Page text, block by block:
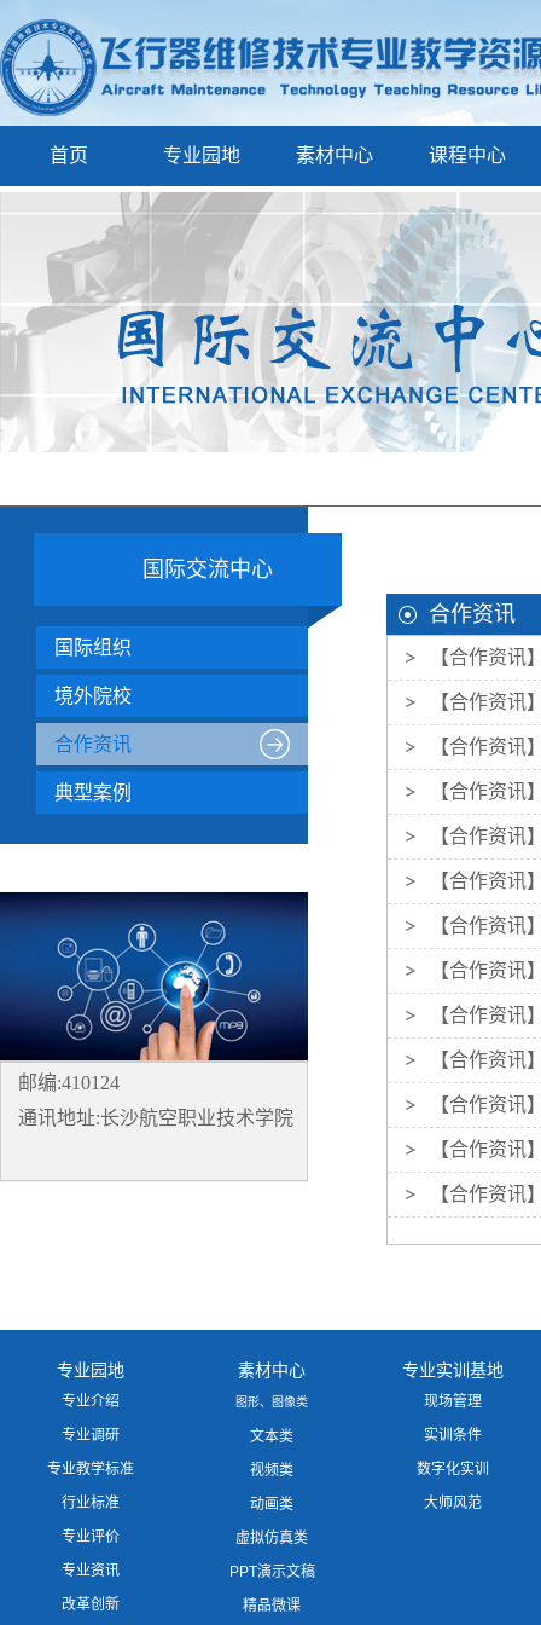
首页 专业园地 素材中心 课程中心
国际交流中心
国际组织
境外院校
合作资讯
典型案例
邮编:410124
通讯地址:长沙航空职业技术学院
合作资讯
【合作资讯
【合作资讯
【合作资讯
【合作资讯
【合作资讯
【合作资讯
【合作资讯
【合作资讯
【合作资讯
【合作资讯
【合作资讯
【合作资讯
【合作资讯
专业园地
专业介绍
专业调研
专业教学标准
行业标准
专业评价
专业资讯
改革创新
素材中心
图形、图像类
文本类
视频类
动画类
虚拟仿真类
PPT演示文稿
精品微课
专业实训基地
现场管理
实训条件
数字化实训
大师风范